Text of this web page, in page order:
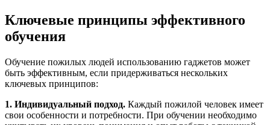
Ключевые принципы эффективного
обучения
Обучение пожилых людей использованию гаджетов может
быть эффективным, если придерживаться нескольких
ключевых принципов:
1. Индивидуальный подход. Каждый пожилой человек имеет
свои особенности и потребности. При обучении необходимо